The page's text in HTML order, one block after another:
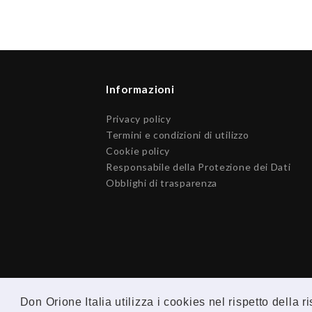
Don Orione Italia utilizza i cookies nel rispetto della
Informazioni
Privacy policy
Termini e condizioni di utilizzo
Cookie policy
Responsabile della Protezione dei Dati
Obblighi di trasparenza